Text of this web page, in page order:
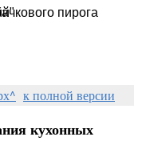
к полной версии
кухонных